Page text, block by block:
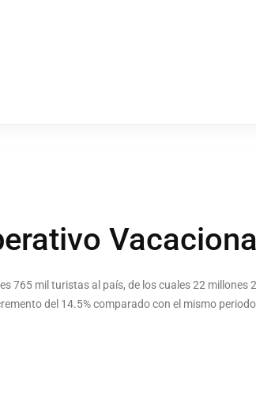
765 mil turistas al país, de los cuales 22 millones
del 14.5% comparado con el mismo